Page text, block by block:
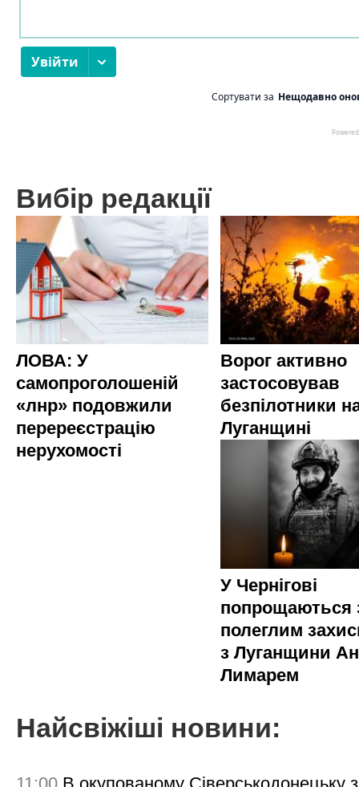
Вибір редакції
ЛОВА: У
самопроголошеній
«лнр» подовжили
перереєстрацію
нерухомості
Ворог активно
застосовував
безпілотники
Луганщині
У Чернігові
попрощаються
полеглим
з Луганщини
Лимарем
Найсвіжіші новини: